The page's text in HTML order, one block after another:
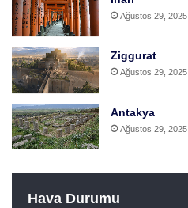
Ağustos 29, 2025
Ziggurat
Ağustos 29, 2025
Antakya
Ağustos 29, 2025
Hava Durumu